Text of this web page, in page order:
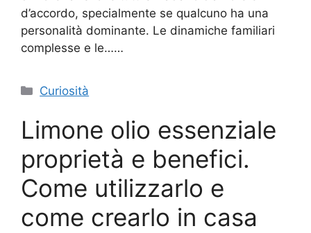
d’accordo, specialmente se qualcuno ha una
personalità dominante. Le dinamiche familiari
complesse e le……
Categorie
Curiosità
Limone olio essenziale
proprietà e benefici.
Come utilizzarlo e
come crearlo in casa